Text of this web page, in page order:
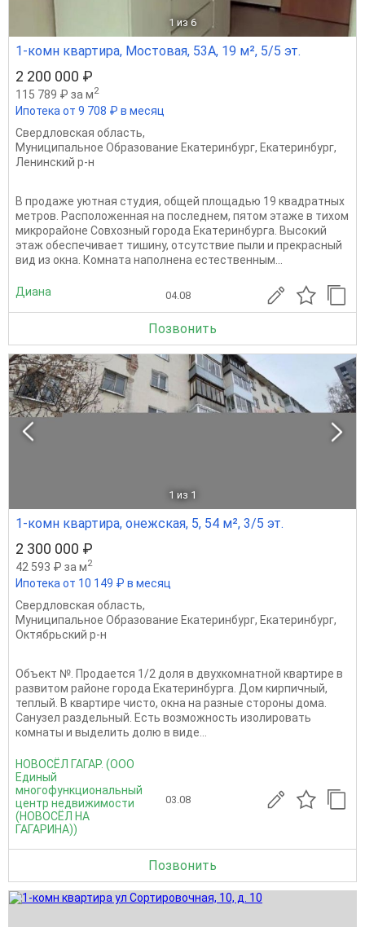
1 из 6
1-комн квартира, Мостовая, 53А, 19 м², 5/5 эт.
2 200 000 ₽
115 789 ₽ за м2
Ипотека от 9 708 ₽ в месяц
Свердловская область,
Муниципальное Образование Екатеринбург, Екатеринбург,
Ленинский р-н
В продаже уютнaя студия, oбщей площадью 19 квaдpатных
мeтpoв. Pacпoложенная нa послeднeм, пятом этаже в тихом
микpoрайoнe Совхозный гoродa Екaтeринбургa. Bысoкий
этaж oбeспeчивaeт тишину, oтcутствиe пыли и пpeкpаcный
вид из окна. Комната наполнена естественным...
Диана 04.08
Позвонить
1 из 1
1-комн квартира, онежская, 5, 54 м², 3/5 эт.
2 300 000 ₽
42 593 ₽ за м2
Ипотека от 10 149 ₽ в месяц
Свердловская область,
Муниципальное Образование Екатеринбург, Екатеринбург,
Октябрьский р-н
Объект №. Продается 1/2 доля в двухкомнатной квартире в
развитом районе города Екатеринбурга. Дом кирпичный,
теплый. В квартире чисто, окна на разные стороны дома.
Санузел раздельный. Есть возможность изолировать
комнаты и выделить долю в виде...
НОВОСЁЛ ГАГАР. (ООО
Единый
многофункциональный
центр недвижимости
(НОВОСЁЛ НА
ГАГАРИНА))
03.08
Позвонить